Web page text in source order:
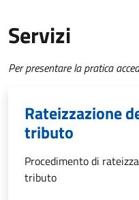
Servizi
Per presentare la pratica
Rateizzazione
tributo
Procedimento di
tributo